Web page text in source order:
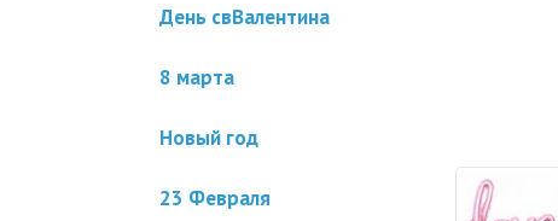
День свВалентина
8 марта
Новый год
23 Февраля